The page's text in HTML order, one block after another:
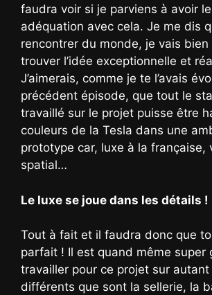
faudra voir si je parviens à avoir
adéquation avec cela. Je me dis
rencontrer du monde, je vais bien
trouver l’idée exceptionnelle et
J’aimerais, comme je te l’avais
précédent épisode, que tout le
travaillé sur le projet puisse être
couleurs de la Tesla dans une
prototype car, luxe à la française,
spatial…
Le luxe se joue dans les détails !
Tout à fait et il faudra donc que
parfait ! Il est quand même super
travailler pour ce projet sur
différents que sont la sellerie, la